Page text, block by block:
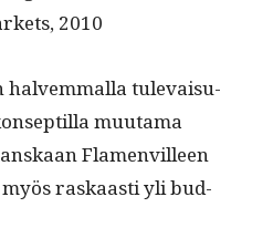
2010
halvem­mal­la tule­vaisu­
muu­ta­ma
Fla­menvilleen
raskaasti yli bud­